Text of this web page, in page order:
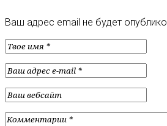
Ваш адрес email не будет